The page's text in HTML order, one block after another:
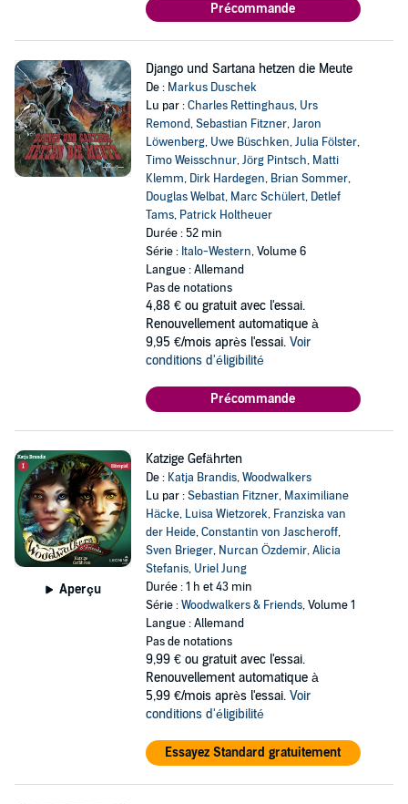
Précommande
Django und Sartana hetzen die Meute
De : Markus Duschek
Lu par :Charles Rettinghaus, Urs
Remond,Sebastian Fitzner,Jaron
Löwenberg, Uwe Büschken,Julia Fölster,
Timo Weisschnur,Jörg Pintsch, Matti
Klemm, Dirk Hardegen, Brian Sommer,
Douglas Welbat, Marc Schülert, Detlef
Tams, Patrick Holtheuer
Durée : 52 min
Série : Italo-Western, Volume 6
Langue : Allemand
Pas de notations
4,88 € ou gratuit avec l'essai.
Renouvellement automatique à
9,95 €/mois après l'essai. Voir
conditions d'éligibilité
Précommande
Aperçu
Katzige Gefährten
De : Katja Brandis,Woodwalkers
Lu par :Sebastian Fitzner, Maximiliane
Häcke, Luisa Wietzorek, Franziska van
der Heide,Constantin von Jascheroff,
Sven Brieger, Nurcan Özdemir,Alicia
Stefanis, Uriel Jung
Durée : 1 h et 43 min
Série :Woodwalkers & Friends, Volume 1
Langue : Allemand
Pas de notations
9,99 € ou gratuit avec l'essai.
Renouvellement automatique à
5,99 €/mois après l'essai. Voir
conditions d'éligibilité
Essayez Standard gratuitement